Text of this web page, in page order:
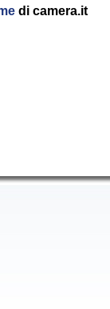
di camera.it